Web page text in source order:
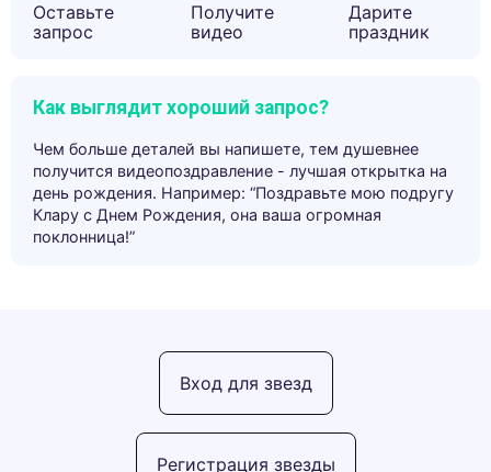
Оставьте
запрос
Получите
видео
Дарите
праздник
Как выглядит хороший запрос?
Чем больше деталей вы напишете, тем душевнее
получится видеопоздравление - лучшая открытка на
день рождения. Например: “Поздравьте мою подругу
Клару с Днем Рождения, она ваша огромная
поклонница!”
Регистрация звезды
Вход для звезд